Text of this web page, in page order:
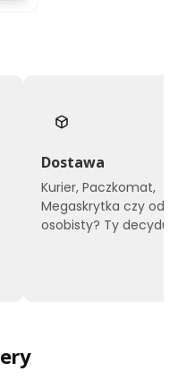
Dostawa
Kurier, Paczkomat,
Megaskrytka czy
osobisty? Ty